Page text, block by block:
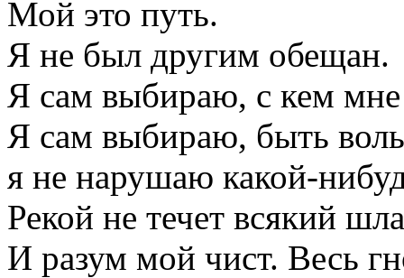
Мой это путь.
Я не был другим обещан.
Я сам выбираю, с кем мне
Я сам выбираю, быть
я не нарушаю какой-
Рекой не течет всякий
И разум мой чист. Весь